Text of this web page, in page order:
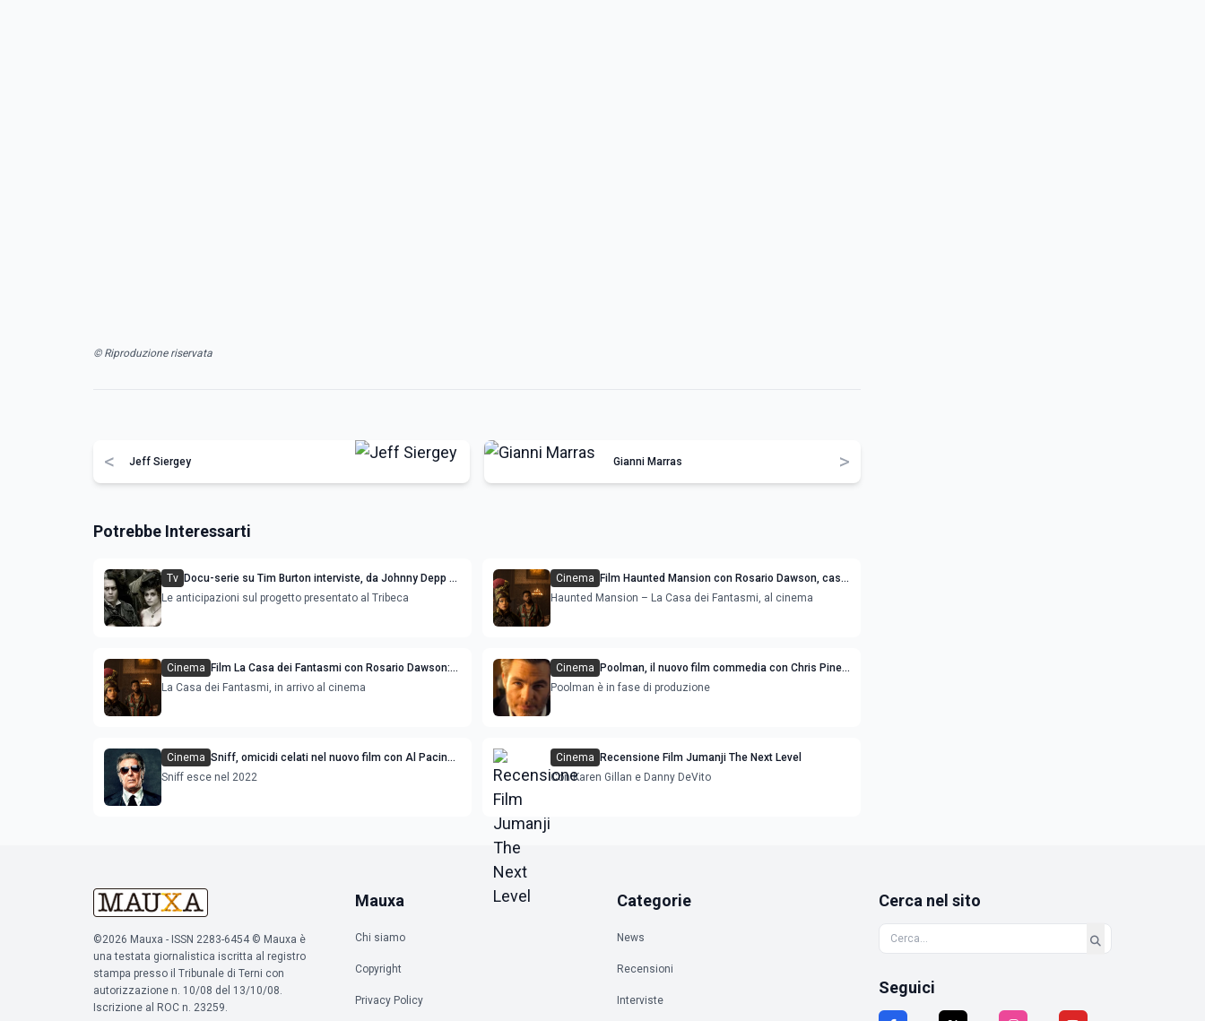
© Riproduzione riservata
< Jeff Siergey Gianni Marras >
Potrebbe Interessarti
Tv Docu-serie su Tim Burton interviste, da Johnny Depp e
Helena Bonham Carter a Michael Keaton
Le anticipazioni sul progetto presentato al Tribeca
Cinema Film Haunted Mansion con Rosario Dawson, cast
in sciopero: anteprima, recensioni e uscita
Haunted Mansion – La Casa dei Fantasmi, al cinema
Cinema Film La Casa dei Fantasmi con Rosario Dawson:
la trama, il cast e l'uscita italiana al cinema
La Casa dei Fantasmi, in arrivo al cinema
Cinema Poolman, il nuovo film commedia con Chris Pine
sul furto dell’acqua
Poolman è in fase di produzione
Cinema Sniff, omicidi celati nel nuovo film con Al Pacino
e Helen Mirren
Sniff esce nel 2022
Cinema Recensione Film Jumanji The Next Level
Con Karen Gillan e Danny DeVito
©2026 Mauxa - ISSN 2283-6454 © Mauxa è
una testata giornalistica iscritta al registro
stampa presso il Tribunale di Terni con
autorizzazione n. 10/08 del 13/10/08.
Iscrizione al ROC n. 23259.
Mauxa
Chi siamo
Copyright
Privacy Policy
Categorie
News
Recensioni
Interviste
Cerca nel sito
Seguici